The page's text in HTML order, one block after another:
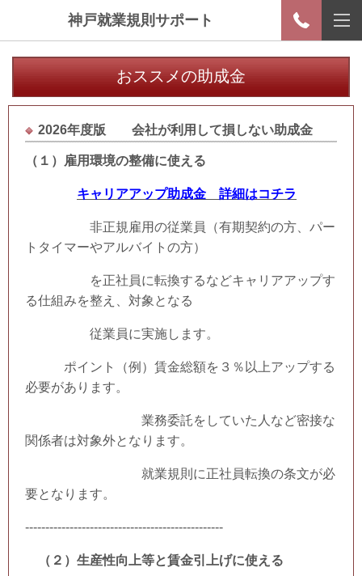
神戸就業規則サポート
おススメの助成金
2026年度版 会社が利用して損しない助成金
（１） 雇用環境の整備に使える
キャリアアップ助成金 詳細はコチラ
非正規雇用の従業員（有期契約の方、パー
トタイマーやアルバイトの方）
を正社員に転換するなどキャリアアップす
る仕組みを整え、対象となる
従業員に実施します。
ポイント（例）賃金総額を３％以上アップする
必要があります。
業務委託をしていた人など密接な
関係者は対象外となります。
就業規則に正社員転換の条文が必
要となります。
-------------------------------------------------
（２）生産性向上等と賃金引上げに使える